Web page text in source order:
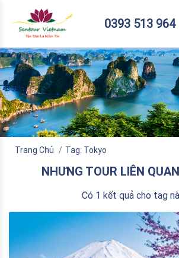
0393 513 964
Trang Chủ Tag: Tokyo
NHƯNG TOUR LIÊN
Có 1 kết quả cho tag